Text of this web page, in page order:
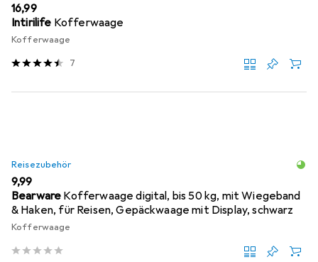
EUR
16,99
Intirilife Kofferwaage
Kofferwaage
7
Reisezubehör
EUR
9,99
Bearware Kofferwaage digital, bis 50 kg, mit Wiegeband
& Haken, für Reisen, Gepäckwaage mit Display, schwarz
Kofferwaage